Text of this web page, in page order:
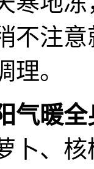
不注
。
气暖全
卜、